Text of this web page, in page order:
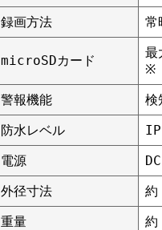
録画方法
microSDカード
※
警報機能
防水レベル
電源
外径寸法
約
重量